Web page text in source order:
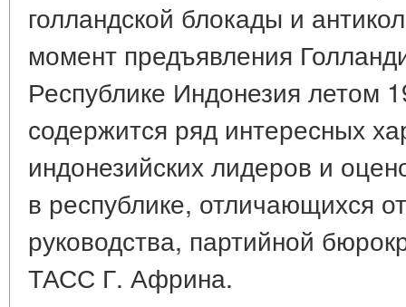
голландской блокады и
момент предъявления
Республике Индонезия летом
содержится ряд интересных
индонезийских лидеров и
в республике, отличающихся
руководства, партийной
ТАСС Г. Африна.